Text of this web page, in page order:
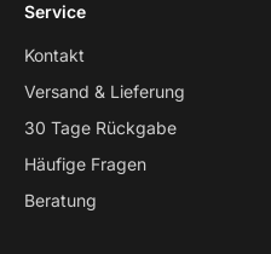
Service
Kontakt
Versand & Lieferung
30 Tage Rückgabe
Häufige Fragen
Beratung